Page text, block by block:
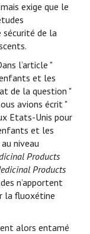
exige que le
de la
l’article "
et les
de la question "
avions écrit "
Etats-Unis pour
et les
niveau
Products
Products
n’apportent
la fluoxétine
alors entamé